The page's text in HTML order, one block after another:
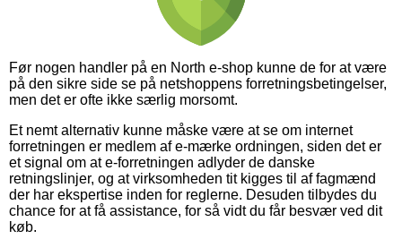
Før nogen handler på en North e-shop kunne de for at være
på den sikre side se på netshoppens forretningsbetingelser,
men det er ofte ikke særlig morsomt.
Et nemt alternativ kunne måske være at se om internet
forretningen er medlem af e-mærke ordningen, siden det er
et signal om at e-forretningen adlyder de danske
retningslinjer, og at virksomheden tit kigges til af fagmænd
der har ekspertise inden for reglerne. Desuden tilbydes du
chance for at få assistance, for så vidt du får besvær ved dit
køb.